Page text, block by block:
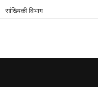
सांख्यिकी विभाग